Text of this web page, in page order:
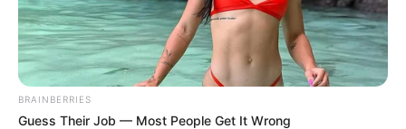
BRAINBERRIES
Guess Their Job — Most People Get It Wrong